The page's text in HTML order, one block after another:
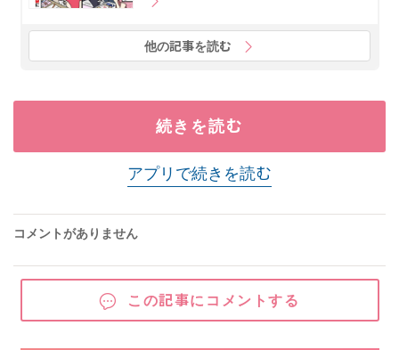
他の記事を読む
続きを読む
アプリで続きを読む
コメントがありません
この記事にコメントする